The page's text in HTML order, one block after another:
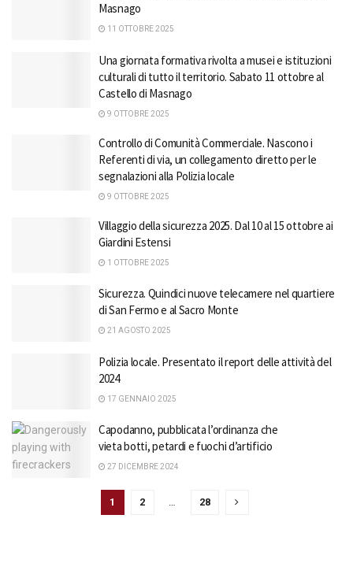
Masnago
11 OTTOBRE 2025
Una giornata formativa rivolta a musei e istituzioni
culturali di tutto il territorio. Sabato 11 ottobre al
Castello di Masnago
9 OTTOBRE 2025
Controllo di Comunità Commerciale. Nascono i
Referenti di via, un collegamento diretto per le
segnalazioni alla Polizia locale
9 OTTOBRE 2025
Villaggio della sicurezza 2025. Dal 10 al 15 ottobre ai
Giardini Estensi
1 OTTOBRE 2025
Sicurezza. Quindici nuove telecamere nel quartiere
di San Fermo e al Sacro Monte
21 AGOSTO 2025
Polizia locale. Presentato il report delle attività del
2024
17 GENNAIO 2025
Capodanno, pubblicata l’ordinanza che
vieta botti, petardi e fuochi d’artificio
27 DICEMBRE 2024
1 2 28